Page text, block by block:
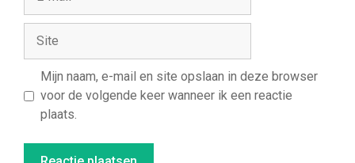
Mijn naam, e-mail en site opslaan in deze browser
voor de volgende keer wanneer ik een reactie
plaats.